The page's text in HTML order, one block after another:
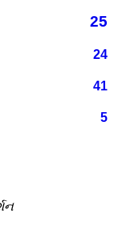
25
24
41
5